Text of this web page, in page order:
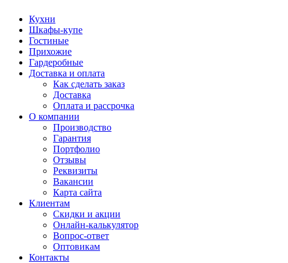
Кухни
Шкафы-купе
Гостиные
Прихожие
Гардеробные
Доставка и оплата
Как сделать заказ
Доставка
Оплата и рассрочка
О компании
Производство
Гарантия
Портфолио
Отзывы
Реквизиты
Вакансии
Карта сайта
Клиентам
Скидки и акции
Онлайн-калькулятор
Вопрос-ответ
Оптовикам
Контакты